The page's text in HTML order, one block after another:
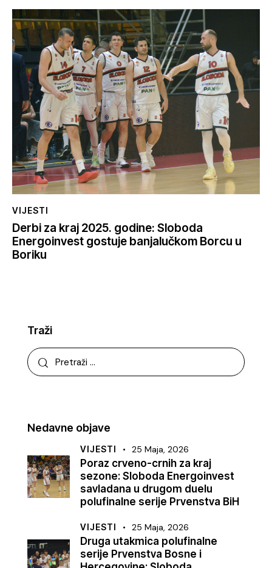
VIJESTI
Derbi za kraj 2025. godine: Sloboda
Energoinvest gostuje banjalučkom Borcu u
Boriku
Traži
Nedavne objave
VIJESTI 25 Maja, 2026
Poraz crveno-crnih za kraj
sezone: Sloboda Energoinvest
savladana u drugom duelu
polufinalne serije Prvenstva BiH
VIJESTI 25 Maja, 2026
Druga utakmica polufinalne
serije Prvenstva Bosne i